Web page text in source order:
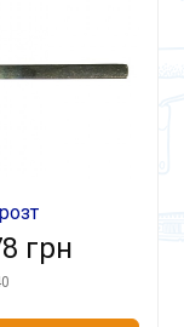
Т5К10 гл
грн